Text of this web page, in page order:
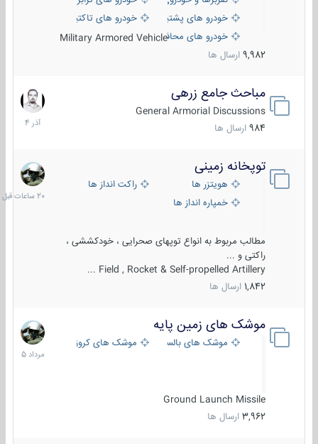
خودرو های پشتیبانی آتش ، شناسایی و ضد تانک
خودرو های تاکتیکی نظامی
خودرو های محافظت شدهMilitary Armored Vehicle
9,982 ارسال ها
مباحث جامع زرهی
General Armorial Discussions
984 ارسال ها
7
آذر
1404
توپخانه زمینی
هویتزر ها
راکت انداز ها
خمپاره انداز ها
مطالب مربوط به انواع توپهای صحرایی ، خودکششی ،
راکتی و ...
Field , Rocket & Self-propelled Artillery ...
1,842 ارسال ها
20
ساعات
قبل
موشک های زمین پایه
موشک های بالستیک موشک های کروز
Ground Launch Missile
3,962 ارسال ها
2
مرداد
1405